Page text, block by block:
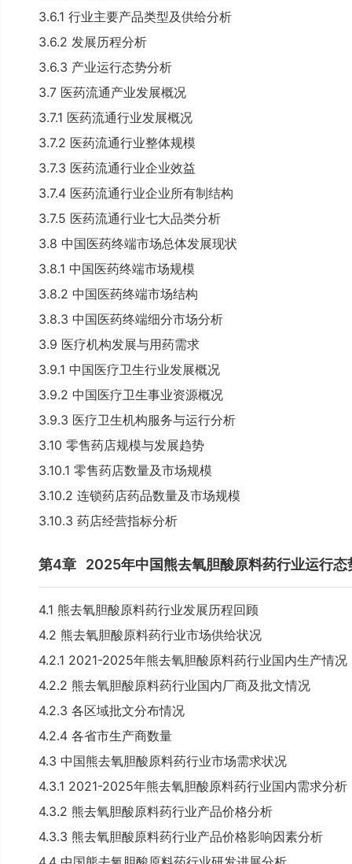
3.6.1 行业主要产品类型及供给分析
3.6.2 发展历程分析
3.6.3 产业运行态势分析
3.7 医药流通产业发展概况
3.7.1 医药流通行业发展概况
3.7.2 医药流通行业整体规模
3.7.3 医药流通行业企业效益
3.7.4 医药流通行业企业所有制结构
3.7.5 医药流通行业七大品类分析
3.8 中国医药终端市场总体发展现状
3.8.1 中国医药终端市场规模
3.8.2 中国医药终端市场结构
3.8.3 中国医药终端细分市场分析
3.9 医疗机构发展与用药需求
3.9.1 中国医疗卫生行业发展概况
3.9.2 中国医疗卫生事业资源概况
3.9.3 医疗卫生机构服务与运行分析
3.10 零售药店规模与发展趋势
3.10.1 零售药店数量及市场规模
3.10.2 连锁药店药品数量及市场规模
3.10.3 药店经营指标分析
第4章 2025年中国熊去氧胆酸原料药行业运行态
4.1 熊去氧胆酸原料药行业发展历程回顾
4.2 熊去氧胆酸原料药行业市场供给状况
4.2.1 2021-2025年熊去氧胆酸原料药行业国内生产情况
4.2.2 熊去氧胆酸原料药行业国内厂商及批文情况
4.2.3 各区域批文分布情况
4.2.4 各省市生产商数量
4.3 中国熊去氧胆酸原料药行业市场需求状况
4.3.1 2021-2025年熊去氧胆酸原料药行业国内需求分析
4.3.2 熊去氧胆酸原料药行业产品价格分析
4.3.3 熊去氧胆酸原料药行业产品价格影响因素分析